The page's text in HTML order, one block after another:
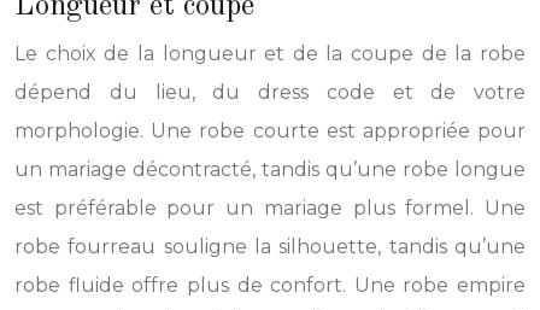
Longueur et coupe
Le choix de la longueur et de la coupe de la robe
dépend du lieu, du dress code et de votre
morphologie. Une robe courte est appropriée pour
un mariage décontracté, tandis qu’une robe longue
est préférable pour un mariage plus formel. Une
robe fourreau souligne la silhouette, tandis qu’une
robe fluide offre plus de confort. Une robe empire